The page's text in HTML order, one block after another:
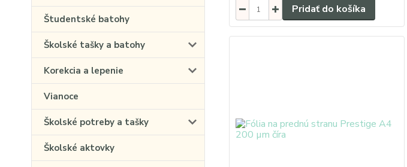
Študentské batohy
Školské tašky a batohy
Korekcia a lepenie
Vianoce
Školské potreby a tašky
Školské aktovky
Pridať do košíka